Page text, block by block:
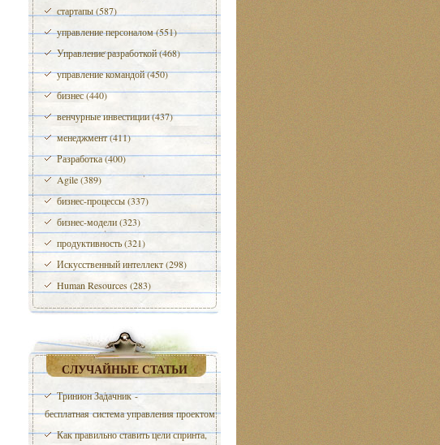
стартапы (587)
управление персоналом (551)
Управление разработкой (468)
управление командой (450)
бизнес (440)
венчурные инвестиции (437)
менеджмент (411)
Разработка (400)
Agile (389)
бизнес-процессы (337)
бизнес-модели (323)
продуктивность (321)
Искусственный интеллект (298)
Human Resources (283)
СЛУЧАЙНЫЕ СТАТЬИ
Тринион Задачник -
бесплатная система управления проектом
Как правильно ставить цели спринта,